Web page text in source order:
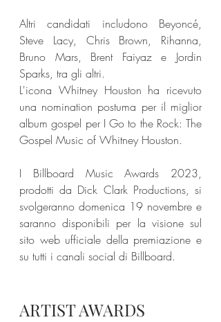
Altri candidati includono Beyoncé,
Steve Lacy, Chris Brown, Rihanna,
Bruno Mars, Brent Faiyaz e Jordin
Sparks, tra gli altri.
L'icona Whitney Houston ha ricevuto
una nomination postuma per il miglior
album gospel per I Go to the Rock: The
Gospel Music of Whitney Houston.
I Billboard Music Awards 2023,
prodotti da Dick Clark Productions, si
svolgeranno domenica 19 novembre e
saranno disponibili per la visione sul
sito web ufficiale della premiazione e
su tutti i canali social di Billboard.
ARTIST AWARDS